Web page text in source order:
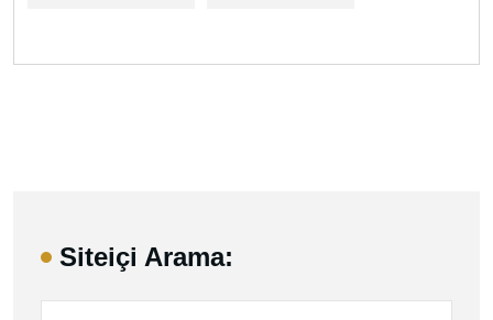
Siteiçi Arama: